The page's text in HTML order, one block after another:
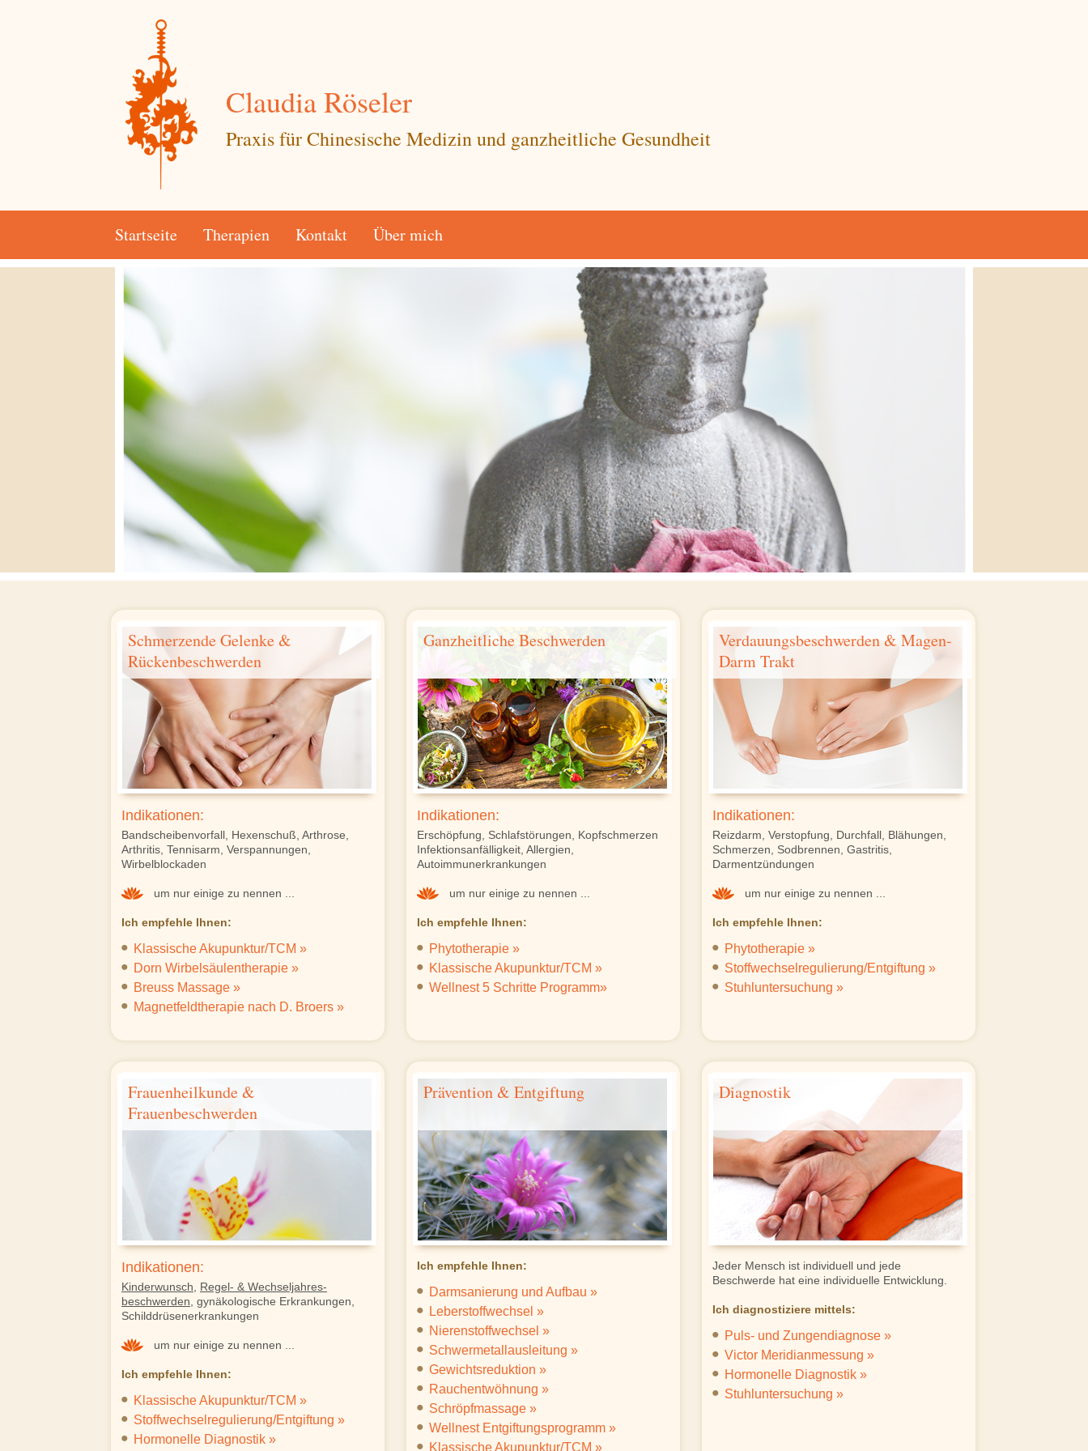
Claudia Röseler
Praxis für Chinesische Medizin und ganzheitliche Gesundheit
Startseite Therapien Kontakt Über mich
Schmerzende Gelenke &
Rückenbeschwerden
Indikationen:
Bandscheibenvorfall, Hexenschuß, Arthrose,
Arthritis, Tennisarm, Verspannungen,
Wirbelblockaden
um nur einige zu nennen ...
Ich empfehle Ihnen:
Klassische Akupunktur/TCM »
Dorn Wirbelsäulentherapie »
Breuss Massage »
Magnetfeldtherapie nach D. Broers »
Ganzheitliche Beschwerden
Indikationen:
Erschöpfung, Schlafstörungen, Kopfschmerzen
Infektionsanfälligkeit, Allergien,
Autoimmunerkrankungen
um nur einige zu nennen ...
Ich empfehle Ihnen:
Phytotherapie »
Klassische Akupunktur/TCM »
Wellnest 5 Schritte Programm»
Verdauungsbeschwerden & Magen-
Darm Trakt
Indikationen:
Reizdarm, Verstopfung, Durchfall, Blähungen,
Schmerzen, Sodbrennen, Gastritis,
Darmentzündungen
um nur einige zu nennen ...
Ich empfehle Ihnen:
Phytotherapie »
Stoffwechselregulierung/Entgiftung »
Stuhluntersuchung »
Frauenheilkunde &
Frauenbeschwerden
Indikationen:
Kinderwunsch, Regel- & Wechseljahres-
beschwerden, gynäkologische Erkrankungen,
Schilddrüsenerkrankungen
um nur einige zu nennen ...
Ich empfehle Ihnen:
Klassische Akupunktur/TCM »
Stoffwechselregulierung/Entgiftung »
Hormonelle Diagnostik »
Prävention & Entgiftung
Ich empfehle Ihnen:
Darmsanierung und Aufbau »
Leberstoffwechsel »
Nierenstoffwechsel »
Schwermetallausleitung »
Gewichtsreduktion »
Rauchentwöhnung »
Schröpfmassage »
Wellnest Entgiftungsprogramm »
Klassische Akupunktur/TCM »
Diagnostik
Jeder Mensch ist individuell und jede
Beschwerde hat eine individuelle Entwicklung.
Ich diagnostiziere mittels:
Puls- und Zungendiagnose »
Victor Meridianmessung »
Hormonelle Diagnostik »
Stuhluntersuchung »